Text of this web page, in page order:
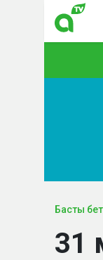
Басты бет
31